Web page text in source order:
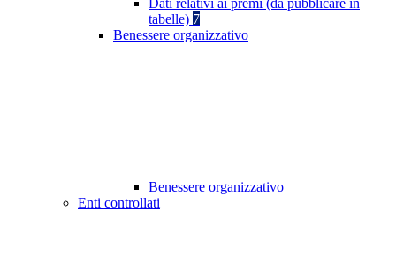
Dati relativi ai premi (da pubblicare in
tabelle) 7
Benessere organizzativo
Benessere organizzativo
Enti controllati